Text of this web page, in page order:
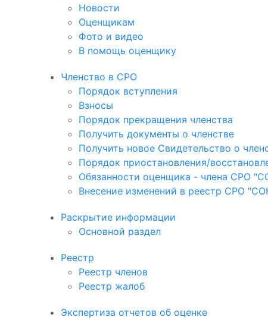
Новости
Оценщикам
Фото и видео
В помощь оценщику
Членство в СРО
Порядок вступления
Взносы
Порядок прекращения членства
Получить документы о членстве
Получить новое Свидетельство о
Порядок приостановления/
Обязанности оценщика - члена СРО
Внесение изменений в реестр СРО
Раскрытие информации
Основной раздел
Реестр
Реестр членов
Реестр жалоб
Экспертиза отчетов об оценке